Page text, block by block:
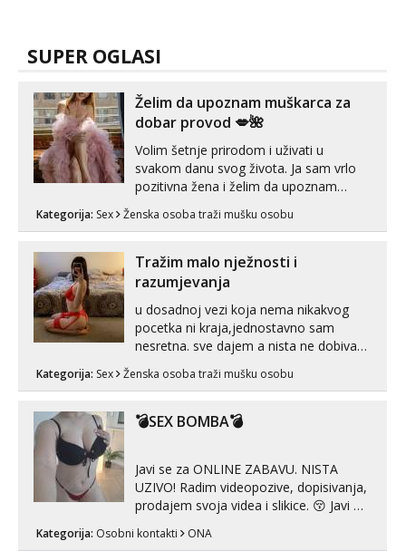
SUPER OGLASI
Želim da upoznam muškarca za
dobar provod 💋🌺
Volim šetnje prirodom i uživati u
svakom danu svog života. Ja sam vrlo
pozitivna žena i želim da upoznam
može i nešto više.💋🌺 Klikni na link
Kategorija: Sex Ženska osoba traži mušku osobu
Tražim malo nježnosti i
razumjevanja
u dosadnoj vezi koja nema nikakvog
pocetka ni kraja,jednostavno sam
nesretna. sve dajem a nista ne dobivam
zadovoljiti moje potrebe,ne trazim puno
volim njezan seks i njezne poljupce po
Kategorija: Sex Ženska osoba traži mušku osobu
💣SEX BOMBA💣
Javi se za ONLINE ZABAVU. NISTA
UZIVO! Radim videopozive, dopisivanja,
prodajem svoja videa i slikice. 😚 Javi mi
Telegram. +385 91 723 0045
Kategorija: Osobni kontakti ONA